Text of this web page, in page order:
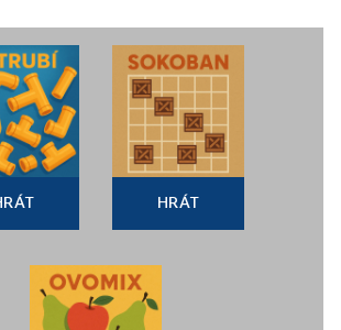
HRÁT